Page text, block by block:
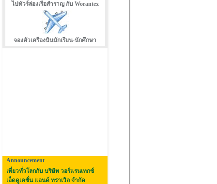
ไปทัวร์ล่องเรือสำราญ กับ Worantex
จองตัวเครืองบินนักเรียน-นักศึกษา
Announcement
เที่ยวทั่วโลกกับ บริษัท วอร์แรนเทกซ์
เอ็ดดูเคชั่น แอนด์ ทราเวิล จำกัด